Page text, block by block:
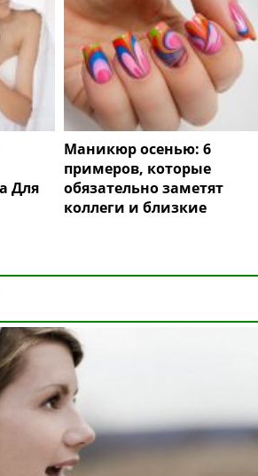
Для
Маникюр осенью: 6
примеров, которые
обязательно заметят
коллеги и близкие